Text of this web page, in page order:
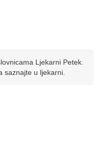
Ljekarni Petek.
saznajte u ljekarni.